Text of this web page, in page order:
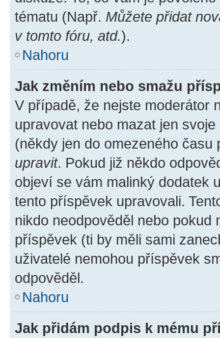
tématu (Např. Můžete přidat
v tomto fóru, atd.).
Nahoru
Jak změním nebo smažu
V případě, že nejste moderátor
upravovat nebo mazat jen
(někdy jen do omezeného
upravit. Pokud již někdo
objeví se vám malinký dodatek
tento příspěvek upravovali.
nikdo neodpověděl nebo pokud
příspěvek (ti by měli sami
uživatelé nemohou příspěvek
odpověděl.
Nahoru
Jak přidám podpis k mému